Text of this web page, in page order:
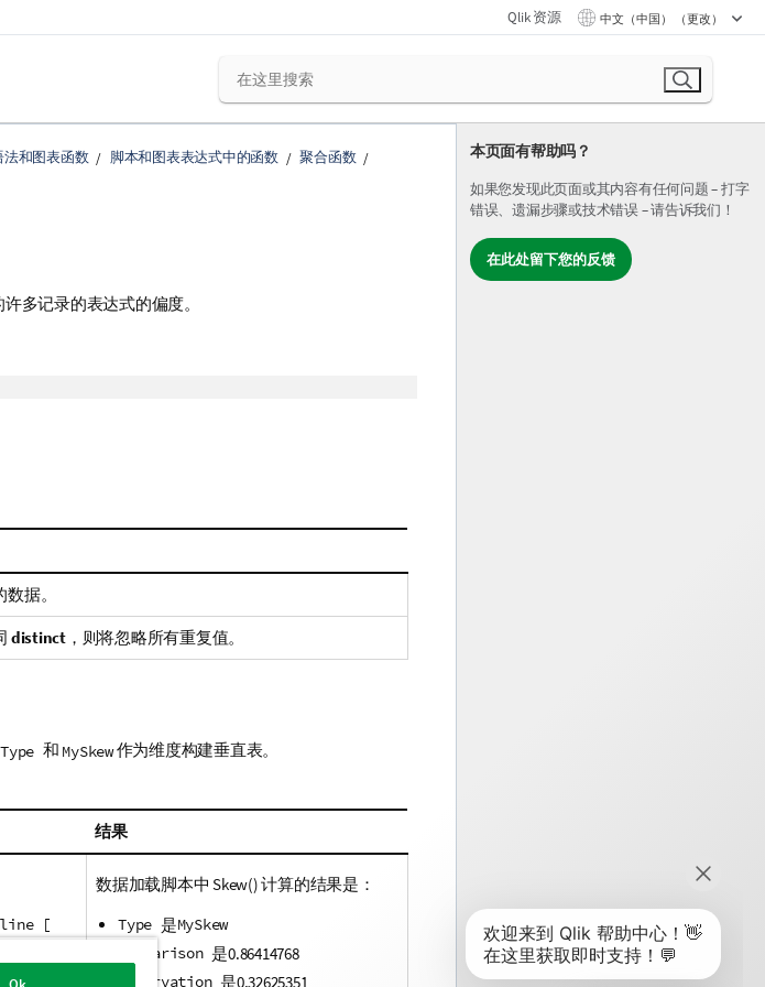
Qlik 资源 中文（中国） （更改）
本页面有帮助吗？
如果您发现此页面或其内容有任何问题 – 打字
错误、遗漏步骤或技术错误 – 请告诉我们！
在此处留下您的反馈
法和图表函数 脚本和图表表达式中的函数
聚合函数
多记录的表达式的偏度。
据。
distinct，则将忽略所有重复值。
Type 和 MySkew作为维度构建垂直表。
结果
[
数据加载脚本中 Skew()计算的结果是：
Type 是MySkew
Comparison是0.86414768
Observation 是0.32625351